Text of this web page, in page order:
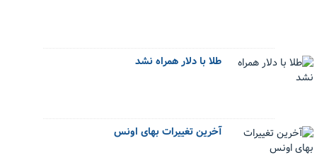
طلا با دلار همراه نشد
آخرین تغییرات بهای اونس